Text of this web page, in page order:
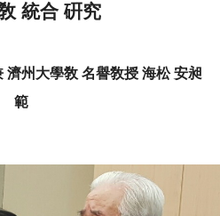
統合硏究
濟州大學敎 名譽敎授 海松 安昶
範